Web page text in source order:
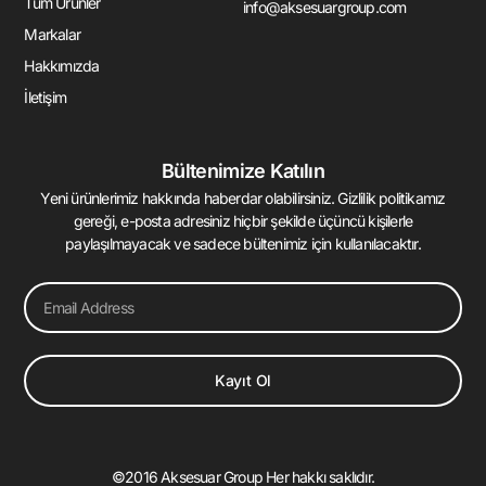
i
Markalar
Hakkımızda
İletişim
info@aksesuargroup.com
Bültenimize Katılın
Yeni ürünlerimiz hakkında haberdar olabilirsiniz. Gizlilik politikamız
gereği, e-posta adresiniz hiçbir şekilde üçüncü kişilerle
paylaşılmayacak ve sadece bültenimiz için kullanılacaktır.
Email
Kayıt Ol
©2016 Aksesuar Group Her hakkı saklıdır.